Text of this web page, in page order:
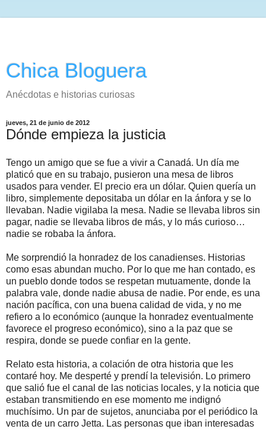
Chica Bloguera
Anécdotas e historias curiosas
jueves, 21 de junio de 2012
Dónde empieza la justicia
Tengo un amigo que se fue a vivir a Canadá. Un día me
platicó que en su trabajo, pusieron una mesa de libros
usados para vender. El precio era un dólar. Quien quería un
libro, simplemente depositaba un dólar en la ánfora y se lo
llevaban. Nadie vigilaba la mesa. Nadie se llevaba libros sin
pagar, nadie se llevaba libros de más, y lo más curioso…
nadie se robaba la ánfora.
Me sorprendió la honradez de los canadienses. Historias
como esas abundan mucho. Por lo que me han contado, es
un pueblo donde todos se respetan mutuamente, donde la
palabra vale, donde nadie abusa de nadie. Por ende, es una
nación pacífica, con una buena calidad de vida, y no me
refiero a lo económico (aunque la honradez eventualmente
favorece el progreso económico), sino a la paz que se
respira, donde se puede confiar en la gente.
Relato esta historia, a colación de otra historia que les
contaré hoy. Me desperté y prendí la televisión. Lo primero
que salió fue el canal de las noticias locales, y la noticia que
estaban transmitiendo en ese momento me indignó
muchísimo. Un par de sujetos, anunciaba por el periódico la
venta de un carro Jetta. Las personas que iban interesadas